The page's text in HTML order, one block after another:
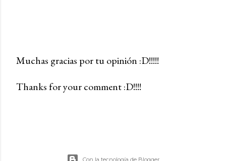
u
Muchas gracias por tu opinión :D!!!!!
Thanks for your comment :D!!!!
Con la tecnología de Blogger